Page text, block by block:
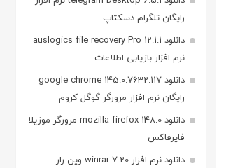
رایگان تلگرام دسکتاپ
دانلود auslogics file recovery Pro 12.1.1
نرم افزار بازیابی اطلاعات
دانلود google chrome 145.0.7632.117
رایگان نرم افزار مرورگر گوگل کروم
دانلود mozilla firefox 148.0 مرورگر موزیلا
فایرفاکس
دانلود نرم افزار winrar 7.20 وین رار